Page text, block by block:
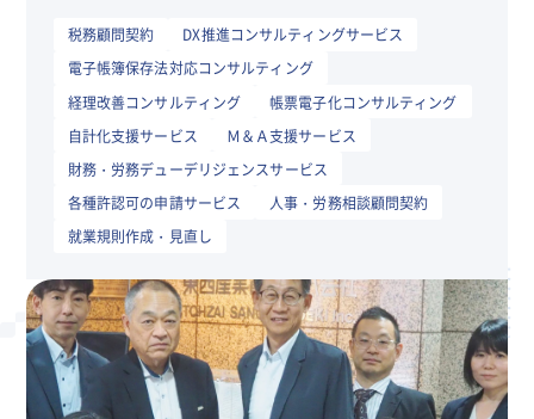
税務顧問契約
DX推進コンサルティングサービス
電子帳簿保存法対応コンサルティング
経理改善コンサルティング
帳票電子化コンサルティング
自計化支援サービス
Ｍ＆Ａ支援サービス
財務・労務デューデリジェンスサービス
各種許認可の申請サービス
人事・労務相談顧問契約
就業規則作成・見直し